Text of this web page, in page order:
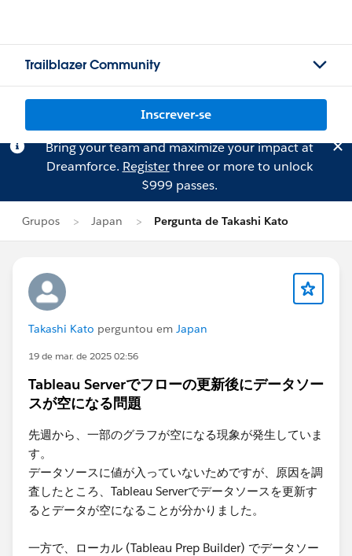
Trailblazer Community
Inscrever-se
Bring your team and maximize your impact at
Dreamforce. Registerthree or more to unlock
$999 passes.
Grupos Japan Pergunta de Takashi Kato
Takashi Kato perguntou em Japan
19 de mar. de 2025 02:56
Tableau Serverでフローの更新後にデータソー
スが空になる問題
先週から、一部のグラフが空になる現象が発生していま
す。
データソースに値が入っていないためですが、原因を調
査したところ、Tableau Serverでデータソースを更新す
るとデータが空になることが分かりました。
一方で、ローカル (Tableau Prep Builder) でデータソー